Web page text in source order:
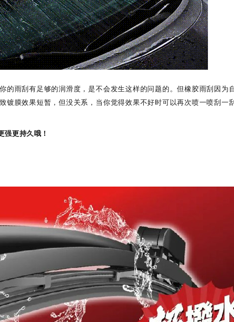
的雨刮有足够的润滑度，是不会发生这样的问题的。但橡胶雨刮因为
镀膜效果短暂，但没关系，当你觉得效果不好时可以再次喷一喷刮一
更持久哦！